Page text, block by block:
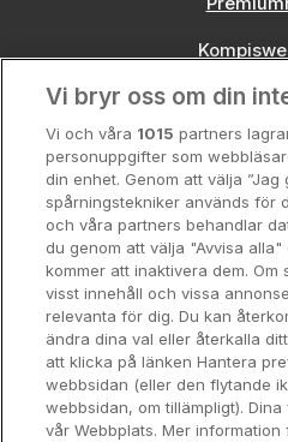
Hotellrum
Om
Nya
Vi bryr oss om din
Vi och våra 1015 partners
personuppgifter som
din enhet. Genom att välja
spårningstekniker används för
och våra partners behandlar
du genom att välja "Avvisa
kommer att inaktivera dem.
visst innehåll och vissa
relevanta för dig. Du kan
ändra dina val eller återkalla
att klicka på länken Hantera
webbsidan (eller den flytande
webbsidan, om tillämpligt).
vår Webbplats. Mer